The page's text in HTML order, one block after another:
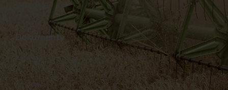
Dokumenty
Regulamin
Polityka prywatności
Reklamacje i zwroty
Dostawy
Płatności